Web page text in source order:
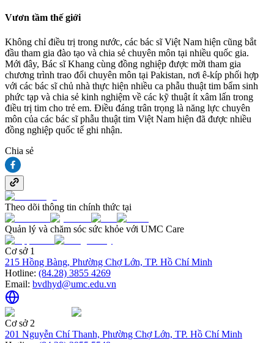
Vươn tầm thế giới
Không chỉ điều trị trong nước, các bác sĩ Việt Nam hiện cũng bắt
đầu tham gia đào tạo và chia sẻ chuyên môn tại nhiều quốc gia.
Mới đây, Bác sĩ Khang cùng đồng nghiệp được mời tham gia
chương trình trao đổi chuyên môn tại Pakistan, nơi ê-kíp phối hợp
với các bác sĩ chủ nhà thực hiện nhiều ca phẫu thuật tim bẩm sinh
phức tạp và chia sẻ kinh nghiệm về các kỹ thuật ít xâm lấn trong
điều trị tim cho trẻ em. Điều đáng trân trọng là năng lực chuyên
môn của các bác sĩ phẫu thuật tim Việt Nam hiện đã được nhiều
đồng nghiệp quốc tế ghi nhận.
Chia sẻ
Theo dõi thông tin chính thức tại
Quản lý và chăm sóc sức khỏe với UMC Care
Cơ sở 1
215 Hồng Bàng, Phường Chợ Lớn, TP. Hồ Chí Minh
Hotline: (84.28) 3855 4269
Email: bvdhyd@umc.edu.vn
Cơ sở 2
201 Nguyễn Chí Thanh, Phường Chợ Lớn, TP. Hồ Chí Minh